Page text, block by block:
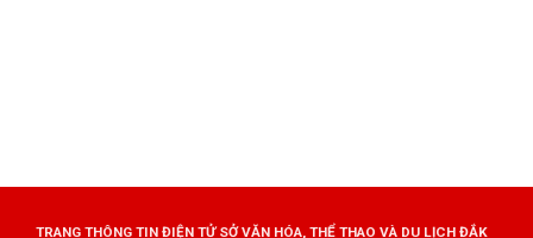
TRANG THÔNG TIN ĐIỆN TỬ SỞ VĂN HÓA, THỂ THAO VÀ DU LỊCH ĐẮK